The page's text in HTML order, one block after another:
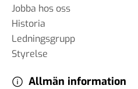
Jobba hos oss
Historia
Ledningsgrupp
Styrelse
Allmän information